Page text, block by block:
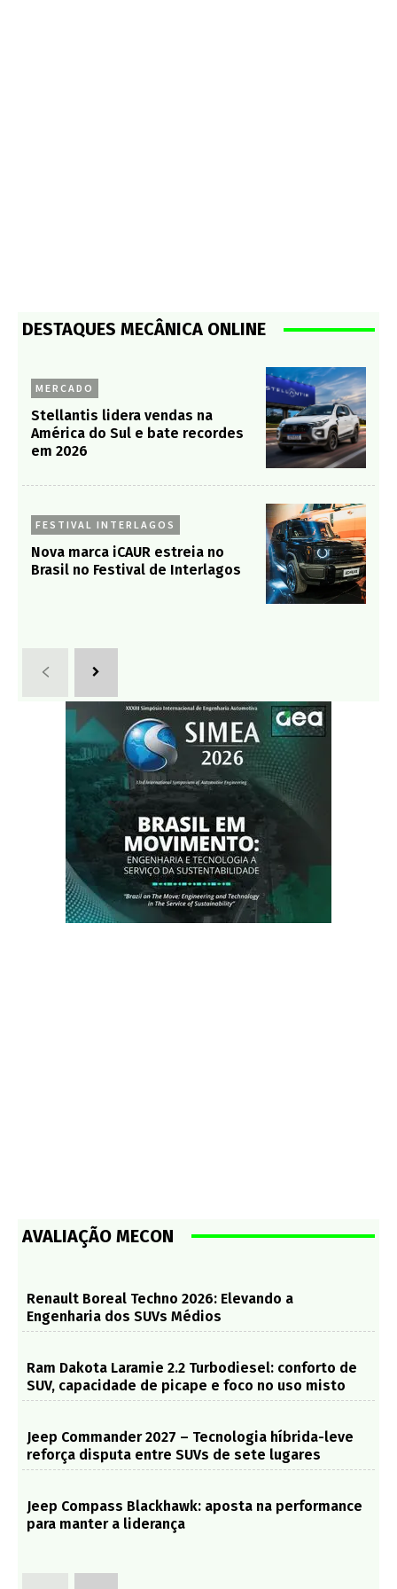
DESTAQUES MECÂNICA ONLINE
MERCADO
Stellantis lidera vendas na
América do Sul e bate recordes
em 2026
FESTIVAL INTERLAGOS
Nova marca iCAUR estreia no
Brasil no Festival de Interlagos
AVALIAÇÃO MECON
Renault Boreal Techno 2026: Elevando a
Engenharia dos SUVs Médios
Ram Dakota Laramie 2.2 Turbodiesel: conforto de
SUV, capacidade de picape e foco no uso misto
Jeep Commander 2027 – Tecnologia híbrida-leve
reforça disputa entre SUVs de sete lugares
Jeep Compass Blackhawk: aposta na performance
para manter a liderança